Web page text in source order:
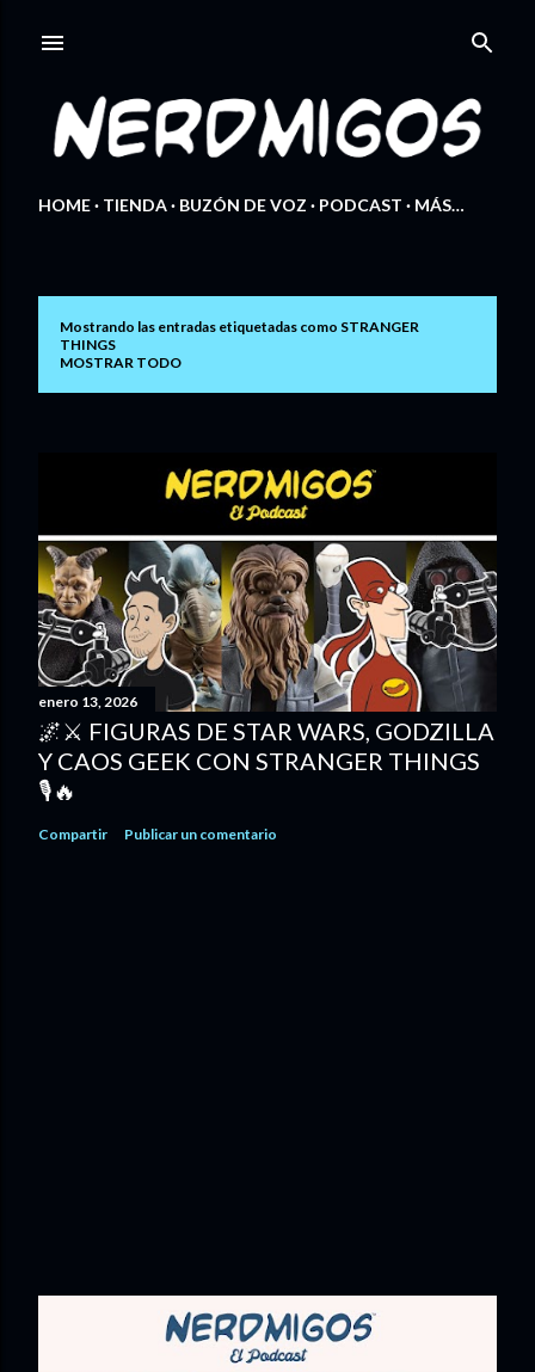
HOME TIENDA BUZÓN DE VOZ PODCAST MÁS…
n
d
a
s
Mostrando las entradas etiquetadas como STRANGER
THINGS
MOSTRAR TODO
enero 13, 2026
🌌⚔️ FIGURAS DE STAR WARS, GODZILLA
Y CAOS GEEK CON STRANGER THINGS
🎙️🔥
Compartir Publicar un comentario